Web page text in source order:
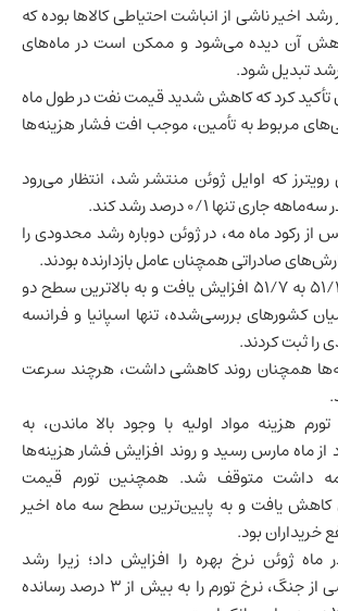
اخیر ناشی از انباشت احتیاطی کالاها بوده که
آن دیده می‌شود و ممکن است در ماه‌های
رشد تبدیل شود.
کرد که کاهش شدید قیمت نفت در طول ماه
مربوط به تأمین، موجب افت فشار هزینه‌ها
که اوایل ژوئن منتشر شد، انتظار می‌رود
تنها ۰/۱ درصد رشد کند.
رکود ماه مه، در ژوئن دوباره رشد محدودی را
صادراتی همچنان عامل بازدارنده بودند.
زیرشاخص تولید از ۵۱/۳ به ۵۱/۷ افزایش یافت و به بالاترین سطح دو
کشورهای بررسی‌شده، تنها اسپانیا و فرانسه
را ثبت کردند.
همچنان روند کاهشی داشت، هرچند سرعت
هزینه مواد اولیه با وجود بالا ماندن، به
ماه مارس رسید و روند افزایش فشار هزینه‌ها
داشت متوقف شد. همچنین تورم قیمت
کاهش یافت و به پایین‌ترین سطح سه ماه اخیر
خریداران بود.
ماه ژوئن نرخ بهره را افزایش داد؛ زیرا رشد
هزینه‌های انرژی ناشی از جنگ، نرخ تورم را به بیش از ۳ درصد رسانده